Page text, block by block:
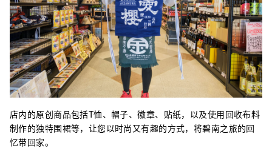
店内的原创商品包括T恤、帽子、徽章、贴纸，以及使用回收布料
制作的独特围裙等，让您以时尚又有趣的方式，将碧南之旅的回
忆带回家。